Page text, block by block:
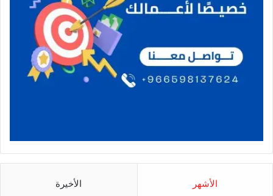
الأشهر الأخيرة